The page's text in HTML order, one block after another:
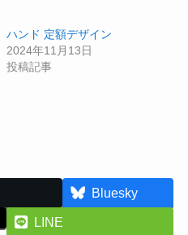
ハンド 定額デザイン
2024年11月13日
投稿記事
Bluesky
LINE